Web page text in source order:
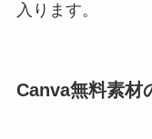
入ります。
Canva無料素材